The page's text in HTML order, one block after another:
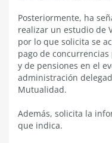
Posteriormente, ha
realizar un estudio de
por lo que solicita se
pago de
y de pensiones en el
administración
Mutualidad.
Además, solicita la
que indica.